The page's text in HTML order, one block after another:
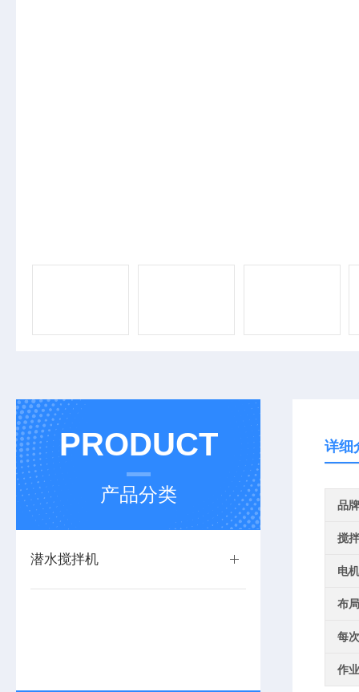
PRODUCT
产品分类
潜水搅拌机
详细
品牌
搅
电
布
每
作